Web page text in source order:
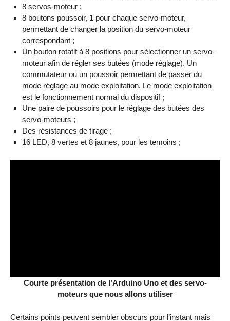
8 servos-moteur ;
8 boutons poussoir, 1 pour chaque servo-moteur,
permettant de changer la position du servo-moteur
correspondant ;
Un bouton rotatif à 8 positions pour sélectionner un servo-
moteur afin de régler ses butées (mode réglage). Un
commutateur ou un poussoir permettant de passer du
mode réglage au mode exploitation. Le mode exploitation
est le fonctionnement normal du dispositif ;
Une paire de poussoirs pour le réglage des butées des
servo-moteurs ;
Des résistances de tirage ;
16 LED, 8 vertes et 8 jaunes, pour les temoins ;
Courte présentation de l’Arduino Uno et des servo-
moteurs que nous allons utiliser
Certains points peuvent sembler obscurs pour l’instant mais